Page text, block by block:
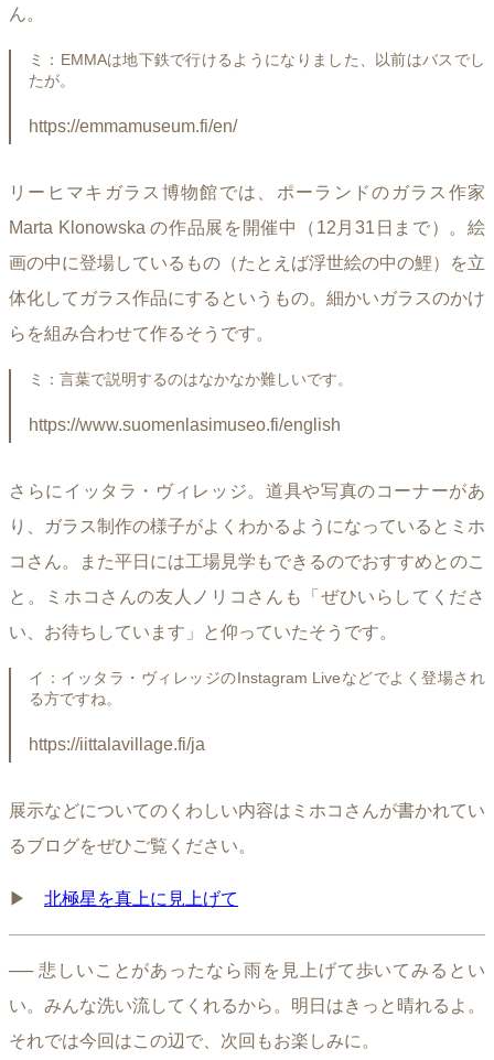
ん。
ミ：EMMAは地下鉄で行けるようになりました、以前はバスでし
たが。
https://emmamuseum.fi/en/
リーヒマキガラス博物館では、ポーランドのガラス作家
Marta Klonowska の作品展を開催中（12月31日まで）。絵
画の中に登場しているもの（たとえば浮世絵の中の鯉）を立
体化してガラス作品にするというもの。細かいガラスのかけ
らを組み合わせて作るそうです。
ミ：言葉で説明するのはなかなか難しいです。
https://www.suomenlasimuseo.fi/english
さらにイッタラ・ヴィレッジ。道具や写真のコーナーがあ
り、ガラス制作の様子がよくわかるようになっているとミホ
コさん。また平日には工場見学もできるのでおすすめとのこ
と。ミホコさんの友人ノリコさんも「ぜひいらしてくださ
い、お待ちしています」と仰っていたそうです。
イ：イッタラ・ヴィレッジのInstagram Liveなどでよく登場され
る方ですね。
https://iittalavillage.fi/ja
展示などについてのくわしい内容はミホコさんが書かれてい
るブログをぜひご覧ください。
▶︎ 北極星を真上に見上げて
── 悲しいことがあったなら雨を見上げて歩いてみるとい
い。みんな洗い流してくれるから。明日はきっと晴れるよ。
それでは今回はこの辺で、次回もお楽しみに。